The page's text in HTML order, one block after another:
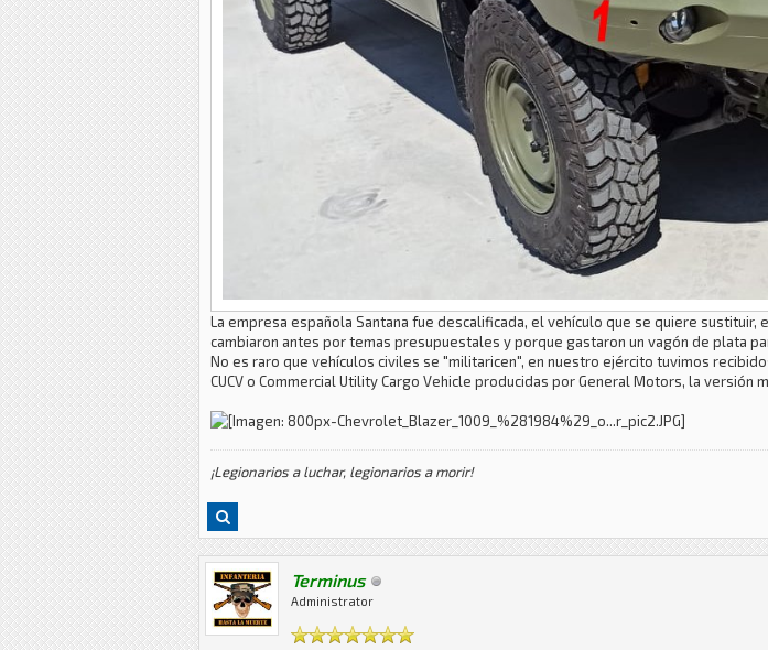
La empresa española Santana fue descalificada, el vehículo que se quiere
cambiaron antes por temas presupuestales y porque gastaron un vagón de plata
No es raro que vehículos civiles se "militaricen", en nuestro ejército tuvimos
CUCV o Commercial Utility Cargo Vehicle producidas por General Motors, la
¡Legionarios a luchar, legionarios a morir!
Terminus
Administrator